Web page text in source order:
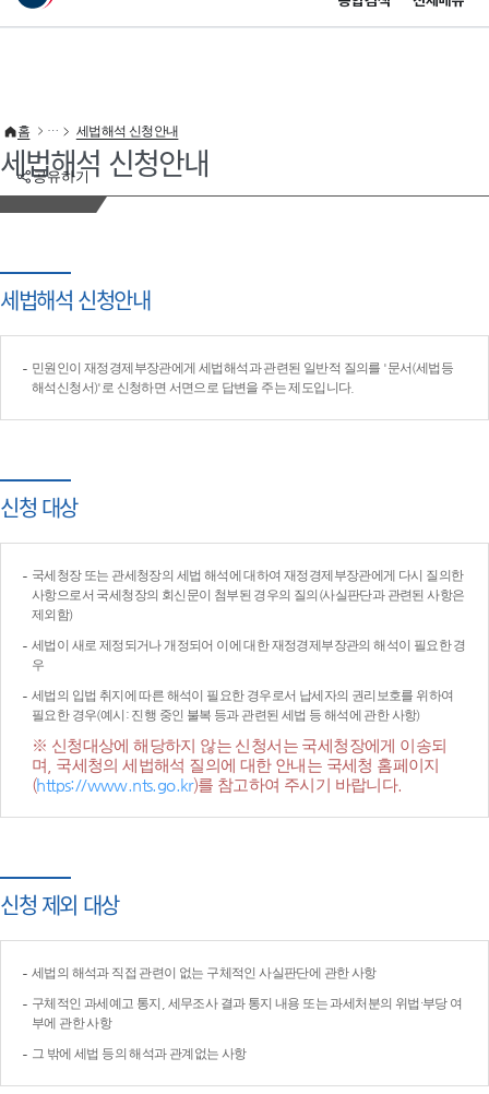
이 누리집은 대한민국 공식 전자정부 누리집입니다.
공유하기
홈 세법해석 신청안내
세법해석 신청안내
세법해석 신청안내
민원인이 재정경제부장관에게 세법해석과 관련된 일반적 질의를 '문서(세법등
해석신청서)'로 신청하면 서면으로 답변을 주는 제도입니다.
신청 대상
국세청장 또는 관세청장의 세법 해석에 대하여 재정경제부장관에게 다시 질의한
사항으로서 국세청장의 회신문이 첨부된 경우의 질의(사실판단과 관련된 사항은
제외함)
세법이 새로 제정되거나 개정되어 이에 대한 재정경제부장관의 해석이 필요한 경
우
세법의 입법 취지에 따른 해석이 필요한 경우로서 납세자의 권리보호를 위하여
필요한 경우(예시: 진행 중인 불복 등과 관련된 세법 등 해석에 관한 사항)
※ 신청대상에 해당하지 않는 신청서는 국세청장에게 이송되
며, 국세청의 세법해석 질의에 대한 안내는 국세청 홈페이지
(https://www.nts.go.kr)를 참고하여 주시기 바랍니다.
신청 제외 대상
세법의 해석과 직접 관련이 없는 구체적인 사실판단에 관한 사항
구체적인 과세예고 통지, 세무조사 결과 통지 내용 또는 과세처분의 위법·부당 여
부에 관한 사항
그 밖에 세법 등의 해석과 관계없는 사항